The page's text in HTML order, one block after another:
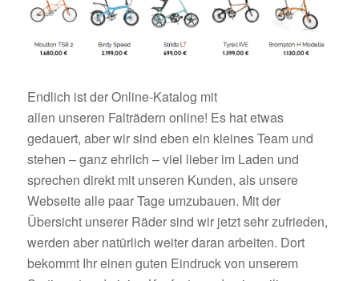
Endlich ist der Online-Katalog mit
allen unseren Falträdern online! Es hat etwas
gedauert, aber wir sind eben ein kleines Team und
stehen – ganz ehrlich – viel lieber im Laden und
sprechen direkt mit unseren Kunden, als unsere
Webseite alle paar Tage umzubauen. Mit der
Übersicht unserer Räder sind wir jetzt sehr zufrieden,
werden aber natürlich weiter daran arbeiten. Dort
bekommt Ihr einen guten Eindruck von unserem